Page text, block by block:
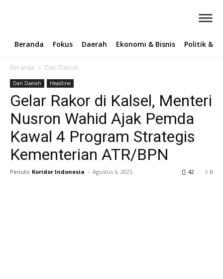
Beranda Fokus Daerah Ekonomi & Bisnis Politik &
Beranda Dari Daerah
Dari Daerah Headline
Gelar Rakor di Kalsel, Menteri
Nusron Wahid Ajak Pemda
Kawal 4 Program Strategis
Kementerian ATR/BPN
Penulis Koridor Indonesia - Agustus 6, 2025 0
42